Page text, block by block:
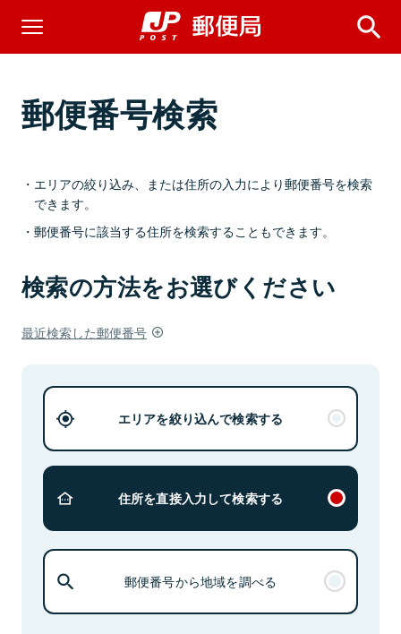
郵便番号検索
エリアの絞り込み、または住所の入力により郵便番号を検索
できます。
郵便番号に該当する住所を検索することもできます。
検索の方法をお選びください
最近検索した郵便番号
エリアを絞り込んで検索する
住所を直接入力して検索する
郵便番号から地域を調べる